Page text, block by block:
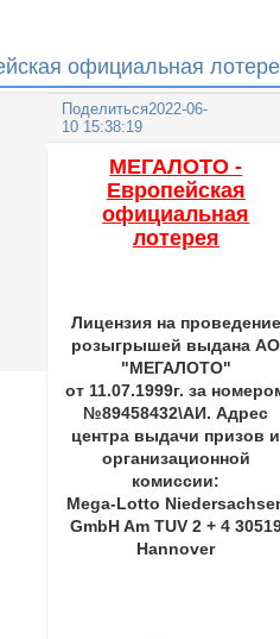
официальная
Поделиться2022-06-
10 15:38:19
МЕГАЛОТО -
Европейская
официальная
лотерея
Лицензия на проведение
розыгрышей выдана АО
"МЕГАЛОТО"
от 11.07.1999г. за
№89458432\АИ. Адрес
центра выдачи призов и
организационной
комиссии:
Mega-Lotto
GmbH Am TUV 2 + 4
Hannover